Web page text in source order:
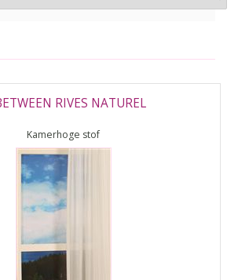
RIVES NATUREL
Kamerhoge stof